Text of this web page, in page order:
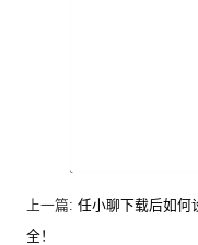
上一篇: 任小聊下载后如何
全！